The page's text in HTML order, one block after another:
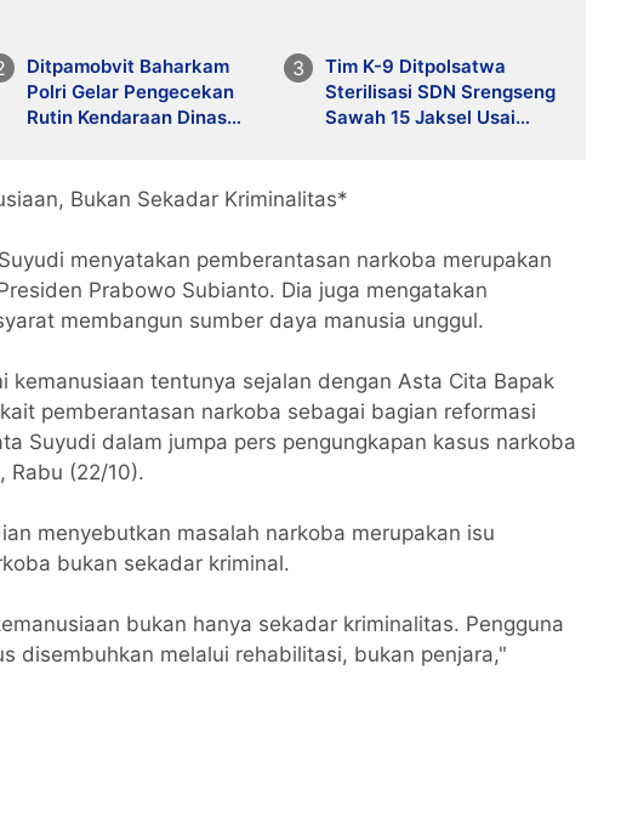
Ditpamobvit Baharkam
Polri Gelar Pengecekan
Rutin Kendaraan Dinas
Operasional
Tim K-9 Ditpolsatwa
Sterilisasi SDN Srengseng
Sawah 15 Jaksel Usai
Bukan Sekadar Kriminalitas*
menyatakan pemberantasan narkoba merupakan
Prabowo Subianto. Dia juga mengatakan
membangun sumber daya manusia unggul.
kemanusiaan tentunya sejalan dengan Asta Cita Bapak
pemberantasan narkoba sebagai bagian reformasi
Suyudi dalam jumpa pers pengungkapan kasus narkoba
Rabu (22/10).
menyebutkan masalah narkoba merupakan isu
bukan sekadar kriminal.
bukan hanya sekadar kriminalitas. Pengguna
disembuhkan melalui rehabilitasi, bukan penjara,"